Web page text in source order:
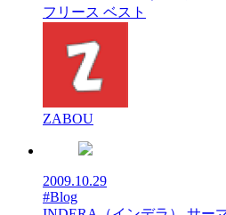
フリース ベスト
ZABOU
2009.10.29
#Blog